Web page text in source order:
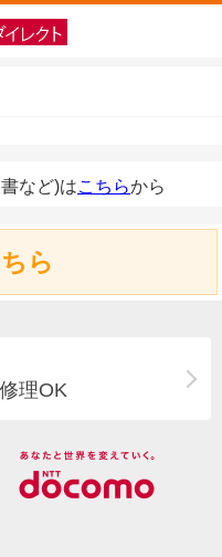
など)はこちらから
ら
理OK